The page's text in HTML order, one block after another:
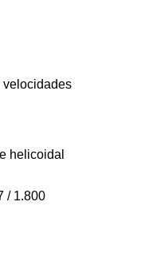
velocidades
helicoidal
/ 1.800